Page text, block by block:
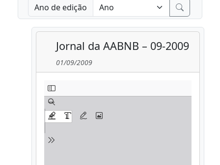
Ano de edição
Jornal da AABNB – 09-2009
01/09/2009